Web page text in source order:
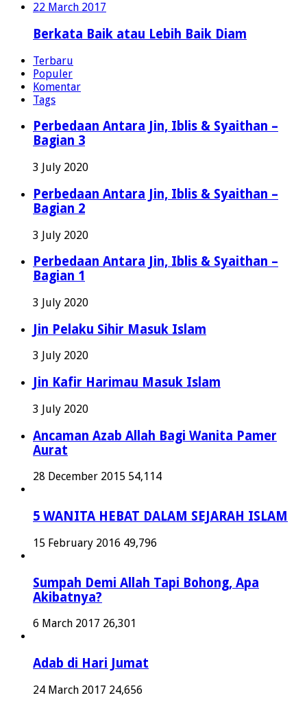
22 March 2017
Berkata Baik atau Lebih Baik Diam
Terbaru
Populer
Komentar
Tags
Perbedaan Antara Jin, Iblis & Syaithan –
Bagian 3
3 July 2020
Perbedaan Antara Jin, Iblis & Syaithan –
Bagian 2
3 July 2020
Perbedaan Antara Jin, Iblis & Syaithan –
Bagian 1
3 July 2020
Jin Pelaku Sihir Masuk Islam
3 July 2020
Jin Kafir Harimau Masuk Islam
3 July 2020
Ancaman Azab Allah Bagi Wanita Pamer
Aurat
28 December 2015 54,114
5 WANITA HEBAT DALAM SEJARAH ISLAM
15 February 2016 49,796
Sumpah Demi Allah Tapi Bohong, Apa
Akibatnya?
6 March 2017 26,301
Adab di Hari Jumat
24 March 2017 24,656